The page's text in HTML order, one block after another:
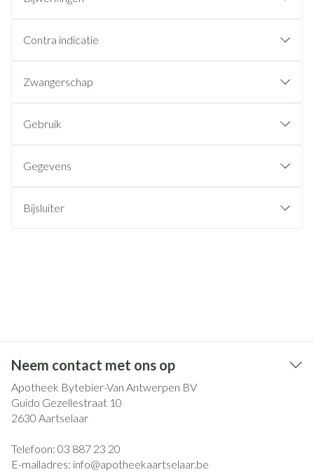
Contra indicatie
Zwangerschap
Gebruik
Gegevens
Bijsluiter
Neem contact met ons op
Apotheek Bytebier-Van Antwerpen BV
Guido Gezellestraat 10
2630 Aartselaar
Telefoon: 03 887 23 20
E-mailadres: info@apotheekaartselaar.be